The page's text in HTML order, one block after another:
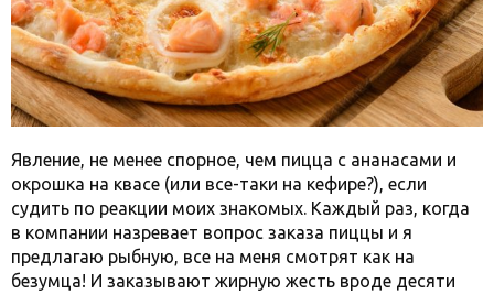
Явление, не менее спорное, чем пицца с ананасами и
окрошка на квасе (или все-таки на кефире?), если
судить по реакции моих знакомых. Каждый раз, когда
в компании назревает вопрос заказа пиццы и я
предлагаю рыбную, все на меня смотрят как на
безумца! И заказывают жирную жесть вроде десяти